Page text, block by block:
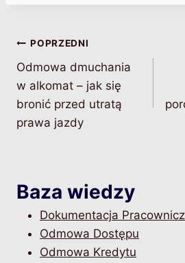
Nawigacja
wpisu
POPRZEDNI
Odmowa dmuchania
w alkomat – jak się
bronić przed utratą
prawa jazdy
Baza wiedzy
Dokumentacja
Odmowa Dostępu
Odmowa Kredytu